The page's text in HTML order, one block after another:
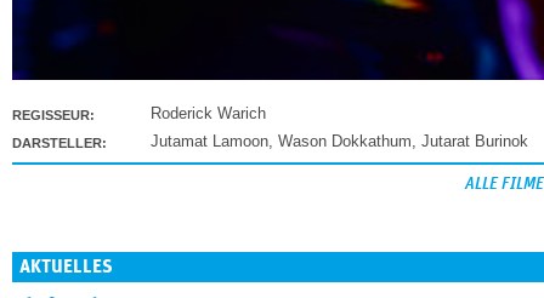
REGISSEUR: Roderick Warich
DARSTELLER: Jutamat Lamoon, Wason Dokkathum, Jutarat Burinok
ALLE FILME
AKTUELLES